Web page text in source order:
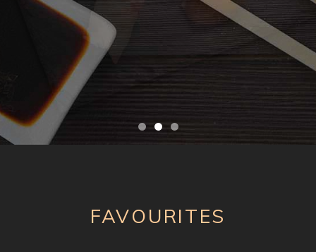
FAVOURITES